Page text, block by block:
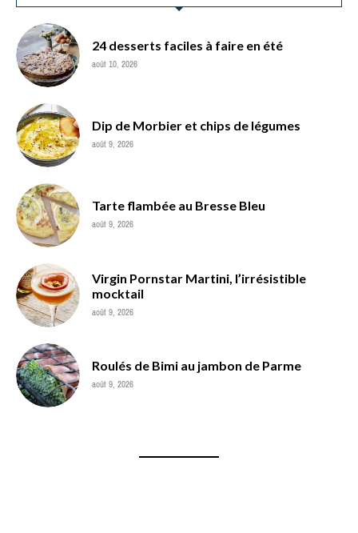
24 desserts faciles à faire en été
août 10, 2026
Dip de Morbier et chips de légumes
août 9, 2026
Tarte flambée au Bresse Bleu
août 9, 2026
Virgin Pornstar Martini, l’irrésistible
mocktail
août 9, 2026
Roulés de Bimi au jambon de Parme
août 9, 2026